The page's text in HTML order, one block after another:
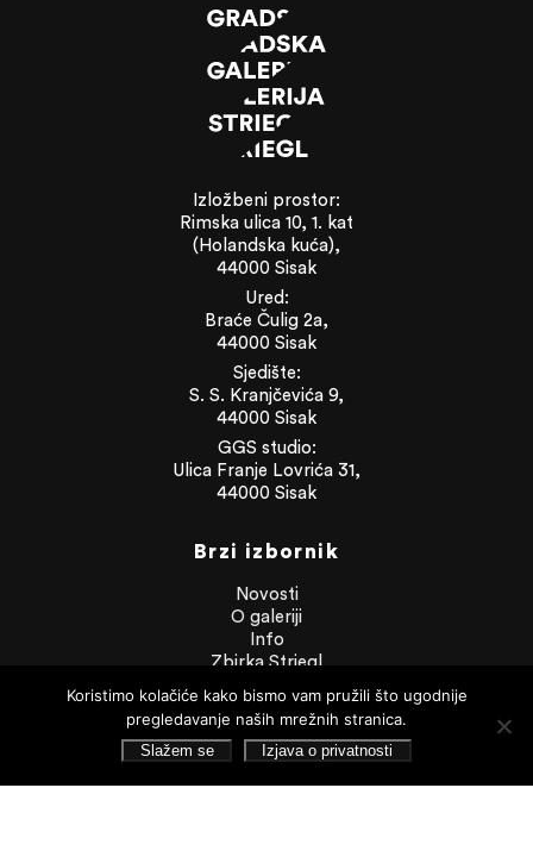
Izložbeni prostor:
Rimska ulica 10, 1. kat
(Holandska kuća),
44000 Sisak
Ured:
Braće Čulig 2a,
44000 Sisak
Sjedište:
S. S. Kranjčevića 9,
44000 Sisak
GGS studio:
Ulica Franje Lovrića 31,
44000 Sisak
Brzi izbornik
Novosti
O galeriji
Info
Zbirka Striegl
Likovna zbirka
Publikacije
Dokumenti
Dokumenti
Koristimo kolačiće kako bismo vam pružili što ugodnije
pregledavanje naših mrežnih stranica.
Slažem se Izjava o privatnosti